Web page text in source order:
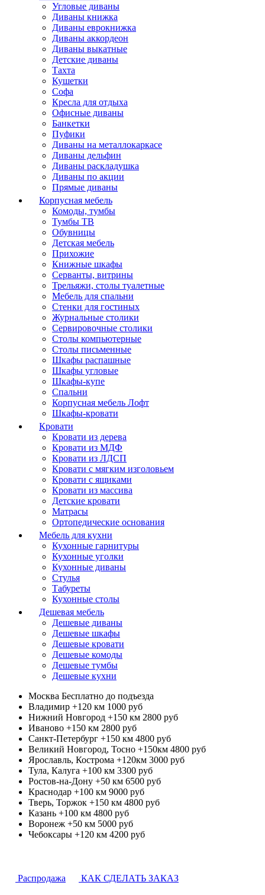
Угловые диваны
Диваны книжка
Диваны еврокнижка
Диваны аккордеон
Диваны выкатные
Детские диваны
Тахта
Кушетки
Софа
Кресла для отдыха
Офисные диваны
Банкетки
Пуфики
Диваны на металлокаркасе
Диваны дельфин
Диваны раскладушка
Диваны по акции
Прямые диваны
Корпусная мебель
Комоды, тумбы
Тумбы ТВ
Обувницы
Детская мебель
Прихожие
Книжные шкафы
Серванты, витрины
Трельяжи, столы туалетные
Мебель для спальни
Стенки для гостиных
Журнальные столики
Сервировочные столики
Столы компьютерные
Столы письменные
Шкафы распашные
Шкафы угловые
Шкафы-купе
Спальни
Корпусная мебель Лофт
Шкафы-кровати
Кровати
Кровати из дерева
Кровати из МДФ
Кровати из ЛДСП
Кровати с мягким изголовьем
Кровати с ящиками
Кровати из массива
Детские кровати
Матрасы
Ортопедические основания
Мебель для кухни
Кухонные гарнитуры
Кухонные уголки
Кухонные диваны
Стулья
Табуреты
Кухонные столы
Дешевая мебель
Дешевые диваны
Дешевые шкафы
Дешевые кровати
Дешевые комоды
Дешевые тумбы
Дешевые кухни
Москва Бесплатно до подъезда
Владимир +120 км 1000 руб
Нижний Новгород +150 км 2800 руб
Иваново +150 км 2800 руб
Санкт-Петербург +150 км 4800 руб
Великий Новгород, Тосно +150км 4800 руб
Ярославль, Кострома +120км 3000 руб
Тула, Калуга +100 км 3300 руб
Ростов-на-Дону +50 км 6500 руб
Краснодар +100 км 9000 руб
Тверь, Торжок +150 км 4800 руб
Казань +100 км 4800 руб
Воронеж +50 км 5000 руб
Чебоксары +120 км 4200 руб
Распродажа КАК СДЕЛАТЬ ЗАКАЗ